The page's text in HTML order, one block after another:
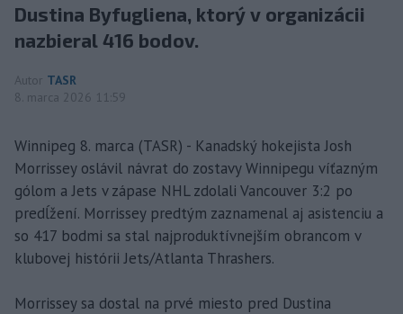
Dustina Byfugliena, ktorý v organizácii
nazbieral 416 bodov.
Autor TASR
8. marca 2026 11:59
Winnipeg 8. marca (TASR) - Kanadský hokejista Josh
Morrissey oslávil návrat do zostavy Winnipegu víťazným
gólom a Jets v zápase NHL zdolali Vancouver 3:2 po
predĺžení. Morrissey predtým zaznamenal aj asistenciu a
so 417 bodmi sa stal najproduktívnejším obrancom v
klubovej histórii Jets/Atlanta Thrashers.
Morrissey sa dostal na prvé miesto pred Dustina